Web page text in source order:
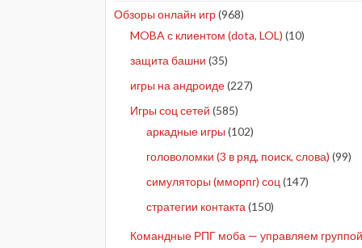
Обзоры онлайн игр(968)
MOBA с клиентом (dota, LOL) (10)
защита башни (35)
игры на андроиде(227)
Игры соц сетей (585)
аркадные игры (102)
головоломки (3 в ряд, поиск, слова) (99)
симуляторы (мморпг) соц (147)
стратегии контакта (150)
Командные РПГ моба — управляем группой